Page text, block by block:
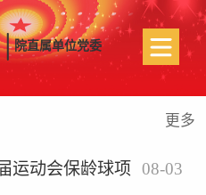
院直属单位党委
更多
运动会保龄球项
08-03